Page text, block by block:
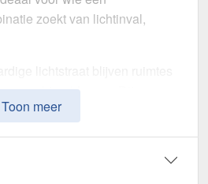
zoekt van lichtinval,
vochtproblemen. Dit
om
als grote projecten.
Toon meer